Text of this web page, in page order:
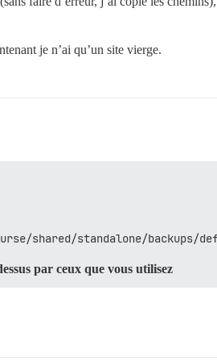
je n’ai qu’un site vierge.
shared/standalone/backups/
par ceux que vous utilisez